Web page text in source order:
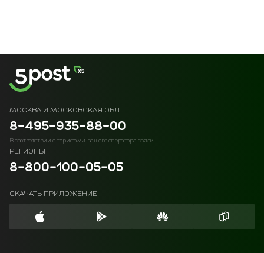
МОСКВА И МОСКОВСКАЯ ОБЛ
8-495-935-88-00
В соответствии с тарифами вашего оператора связи
РЕГИОНЫ
8-800-100-05-05
СКАЧАТЬ ПРИЛОЖЕНИЕ